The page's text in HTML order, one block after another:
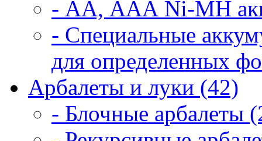
- АА, ААА Ni-MH
- Специальные
для определенных
Арбалеты и луки (42)
- Блочные арбалеты